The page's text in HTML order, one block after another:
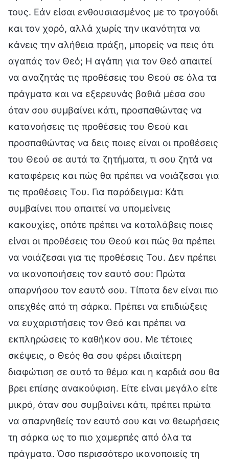
τους. Εάν είσαι ενθουσιασμένος με το τραγούδι
και τον χορό, αλλά χωρίς την ικανότητα να
κάνεις την αλήθεια πράξη, μπορείς να πεις ότι
αγαπάς τον Θεό; Η αγάπη για τον Θεό απαιτεί
να αναζητάς τις προθέσεις του Θεού σε όλα τα
πράγματα και να εξερευνάς βαθιά μέσα σου
όταν σου συμβαίνει κάτι, προσπαθώντας να
κατανοήσεις τις προθέσεις του Θεού και
προσπαθώντας να δεις ποιες είναι οι προθέσεις
του Θεού σε αυτά τα ζητήματα, τι σου ζητά να
καταφέρεις και πώς θα πρέπει να νοιάζεσαι για
τις προθέσεις Του. Για παράδειγμα: Κάτι
συμβαίνει που απαιτεί να υπομείνεις
κακουχίες, οπότε πρέπει να καταλάβεις ποιες
είναι οι προθέσεις του Θεού και πώς θα πρέπει
να νοιάζεσαι για τις προθέσεις Του. Δεν πρέπει
να ικανοποιήσεις τον εαυτό σου: Πρώτα
απαρνήσου τον εαυτό σου. Τίποτα δεν είναι πιο
απεχθές από τη σάρκα. Πρέπει να επιδιώξεις
να ευχαριστήσεις τον Θεό και πρέπει να
εκπληρώσεις το καθήκον σου. Με τέτοιες
σκέψεις, ο Θεός θα σου φέρει ιδιαίτερη
διαφώτιση σε αυτό το θέμα και η καρδιά σου θα
βρει επίσης ανακούφιση. Είτε είναι μεγάλο είτε
μικρό, όταν σου συμβαίνει κάτι, πρέπει πρώτα
να απαρνηθείς τον εαυτό σου και να θεωρήσεις
τη σάρκα ως το πιο χαμερπές από όλα τα
πράγματα. Όσο περισσότερο ικανοποιείς τη